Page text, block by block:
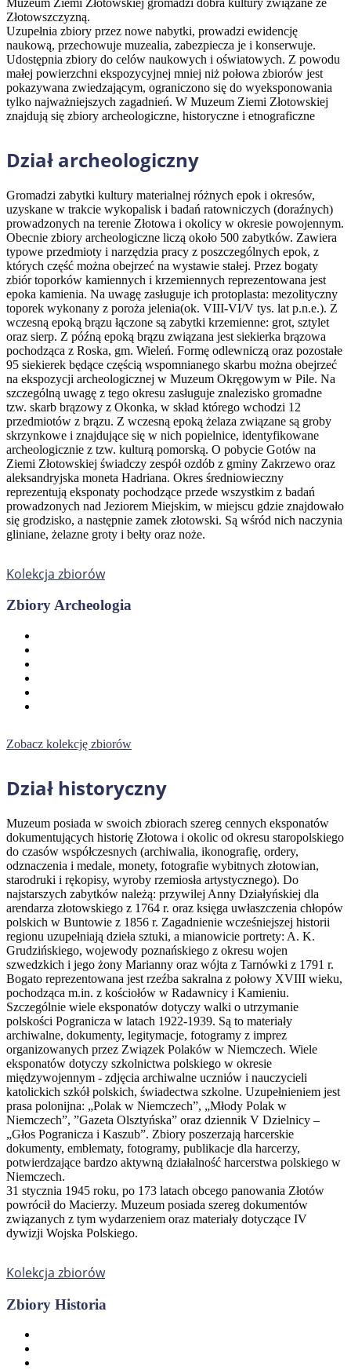
Złotowszczyzną.
Uzupełnia zbiory przez nowe nabytki, prowadzi ewidencję
naukową, przechowuje muzealia, zabezpiecza je i konserwuje.
Udostępnia zbiory do celów naukowych i oświatowych. Z powodu
małej powierzchni ekspozycyjnej mniej niż połowa zbiorów jest
pokazywana zwiedzającym, ograniczono się do wyeksponowania
tylko najważniejszych zagadnień. W Muzeum Ziemi Złotowskiej
znajdują się zbiory archeologiczne, historyczne i etnograficzne
Dział archeologiczny
Gromadzi zabytki kultury materialnej różnych epok i okresów,
uzyskane w trakcie wykopalisk i badań ratowniczych (doraźnych)
prowadzonych na terenie Złotowa i okolicy w okresie powojennym.
Obecnie zbiory archeologiczne liczą około 500 zabytków. Zawiera
typowe przedmioty i narzędzia pracy z poszczególnych epok, z
których część można obejrzeć na wystawie stałej. Przez bogaty
zbiór toporków kamiennych i krzemiennych reprezentowana jest
epoka kamienia. Na uwagę zasługuje ich protoplasta: mezolityczny
toporek wykonany z poroża jelenia(ok. VIII-VI/V tys. lat p.n.e.). Z
wczesną epoką brązu łączone są zabytki krzemienne: grot, sztylet
oraz sierp. Z późną epoką brązu związana jest siekierka brązowa
pochodząca z Roska, gm. Wieleń. Formę odlewniczą oraz pozostałe
95 siekierek będące częścią wspomnianego skarbu można obejrzeć
na ekspozycji archeologicznej w Muzeum Okręgowym w Pile. Na
szczególną uwagę z tego okresu zasługuje znalezisko gromadne
tzw. skarb brązowy z Okonka, w skład którego wchodzi 12
przedmiotów z brązu. Z wczesną epoką żelaza związane są groby
skrzynkowe i znajdujące się w nich popielnice, identyfikowane
archeologicznie z tzw. kulturą pomorską. O pobycie Gotów na
Ziemi Złotowskiej świadczy zespół ozdób z gminy Zakrzewo oraz
aleksandryjska moneta Hadriana. Okres średniowieczny
reprezentują eksponaty pochodzące przede wszystkim z badań
prowadzonych nad Jeziorem Miejskim, w miejscu gdzie znajdowało
się grodzisko, a następnie zamek złotowski. Są wśród nich naczynia
gliniane, żelazne groty i bełty oraz noże.
Kolekcja zbiorów
Zbiory Archeologia
Zobacz kolekcję zbiorów
Dział historyczny
Muzeum posiada w swoich zbiorach szereg cennych eksponatów
dokumentujących historię Złotowa i okolic od okresu staropolskiego
do czasów współczesnych (archiwalia, ikonografię, ordery,
odznaczenia i medale, monety, fotografie wybitnych złotowian,
starodruki i rękopisy, wyroby rzemiosła artystycznego). Do
najstarszych zabytków należą: przywilej Anny Działyńskiej dla
arendarza złotowskiego z 1764 r. oraz księga uwłaszczenia chłopów
polskich w Buntowie z 1856 r. Zagadnienie wcześniejszej historii
regionu uzupełniają dzieła sztuki, a mianowicie portrety: A. K.
Grudzińskiego, wojewody poznańskiego z okresu wojen
szwedzkich i jego żony Marianny oraz wójta z Tarnówki z 1791 r.
Bogato reprezentowana jest rzeźba sakralna z połowy XVIII wieku,
pochodząca m.in. z kościołów w Radawnicy i Kamieniu.
Szczególnie wiele eksponatów dotyczy walki o utrzymanie
polskości Pogranicza w latach 1922-1939. Są to materiały
archiwalne, dokumenty, legitymacje, fotogramy z imprez
organizowanych przez Związek Polaków w Niemczech. Wiele
eksponatów dotyczy szkolnictwa polskiego w okresie
międzywojennym - zdjęcia archiwalne uczniów i nauczycieli
katolickich szkół polskich, świadectwa szkolne. Uzupełnieniem jest
prasa polonijna: „Polak w Niemczech”, „Młody Polak w
Niemczech”, ”Gazeta Olsztyńska” oraz dziennik V Dzielnicy –
„Głos Pogranicza i Kaszub”. Zbiory poszerzają harcerskie
dokumenty, emblematy, fotogramy, publikacje dla harcerzy,
potwierdzające bardzo aktywną działalność harcerstwa polskiego w
Niemczech.
31 stycznia 1945 roku, po 173 latach obcego panowania Złotów
powrócił do Macierzy. Muzeum posiada szereg dokumentów
związanych z tym wydarzeniem oraz materiały dotyczące IV
dywizji Wojska Polskiego.
Kolekcja zbiorów
Zbiory Historia